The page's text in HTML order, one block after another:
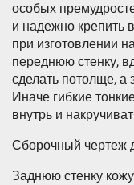
особых
и надежно крепить
при изготовлении
переднюю стенку,
сделать потолще,
Иначе гибкие
внутрь и
Сборочный чертеж
Заднюю стенку